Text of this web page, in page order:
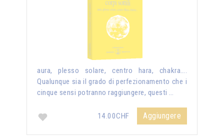
aura, plesso solare, centro hara, chakra….
Qualunque sia il grado di perfezionamento che i
cinque sensi potranno raggiungere, questi …
14.00CHF Aggiungere